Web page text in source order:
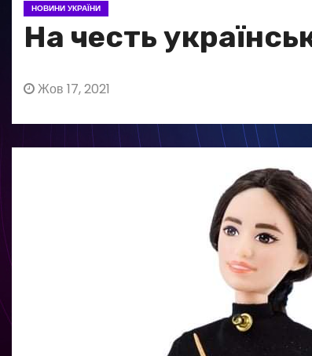
НОВИНИ УКРАЇНИ
На честь
Жов 17, 2021